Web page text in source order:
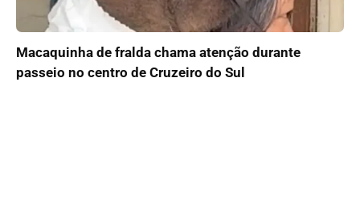
Macaquinha de fralda chama atenção durante
passeio no centro de Cruzeiro do Sul